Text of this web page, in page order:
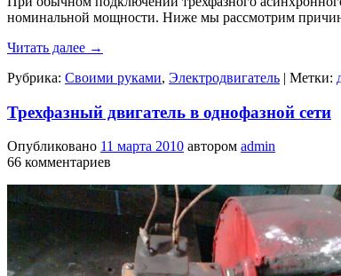
номинальной мощности. Ниже мы рассмотрим
Читать далее →
Рубрика: Своими руками, Электродвигатель | Метки:
Трехфазный двигатель в однофазной сети
Опубликовано 11 марта 2010 автором admin
66 комментариев